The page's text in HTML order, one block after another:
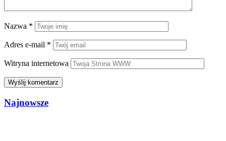
Nazwa *
Adres e-mail *
Witryna internetowa
Najnowsze